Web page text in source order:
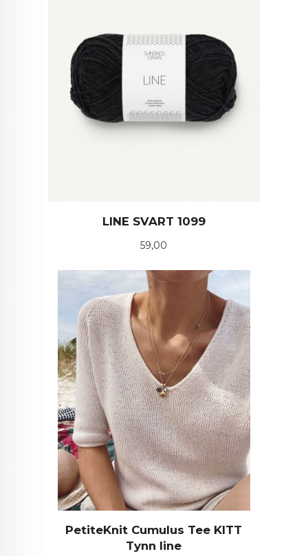
LINE SVART 1099
Pris
59,00
PetiteKnit Cumulus Tee KITT
Tynn line